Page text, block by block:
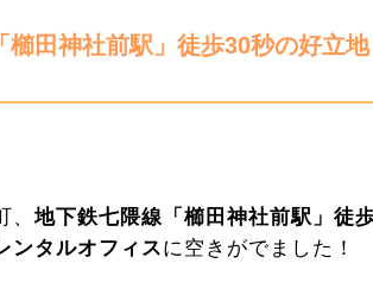
櫛田神社前駅」徒歩30秒の好立
地下鉄七隈線「櫛田神社前駅」徒
ンタルオフィスに空きがでました！